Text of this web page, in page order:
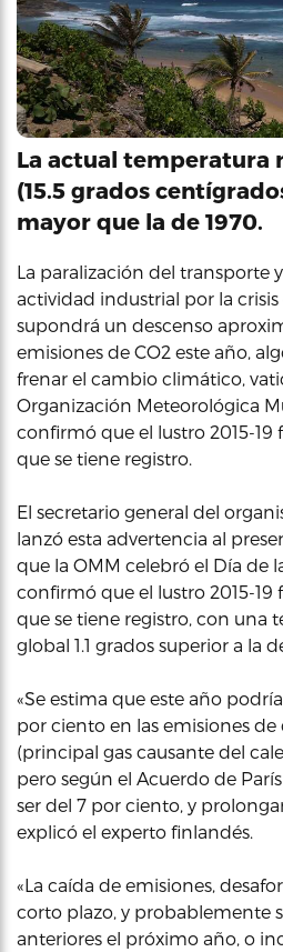
La actual temperatura
(15.5 grados
mayor que la de 1970.
La paralización del transporte
actividad industrial por la crisis
supondrá un descenso
emisiones de CO2 este año,
frenar el cambio climático,
Organización Meteorológica
confirmó que el lustro 2015-19
que se tiene registro.
El secretario general del
lanzó esta advertencia al
que la OMM celebró el Día de
confirmó que el lustro 2015-19
que se tiene registro, con una
global 1.1 grados superior a la
«Se estima que este año
por ciento en las emisiones
(principal gas causante del
pero según el Acuerdo de
ser del 7 por ciento, y
explicó el experto finlandés.
«La caída de emisiones,
corto plazo, y probablemente
anteriores el próximo año, o